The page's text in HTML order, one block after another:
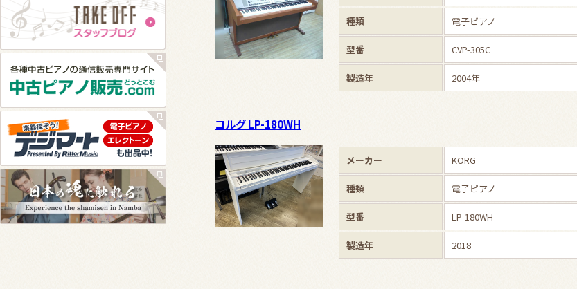
種類 電子ピアノ
型番 CVP-305C
製造年 2004年
コルグ LP-180WH
メーカー KORG
種類 電子ピアノ
型番 LP-180WH
製造年 2018